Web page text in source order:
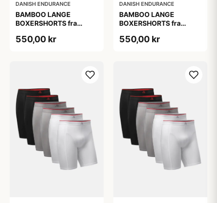
DANISH ENDURANCE
BAMBOO LANGE
BOXERSHORTS fra
Sort/Rød | Grå | Hvid 6-
550,00 kr
DANISH ENDURANCE
BAMBOO LANGE
BOXERSHORTS fra
Sort/Rød | Grå | Hvid 6-
550,00 kr